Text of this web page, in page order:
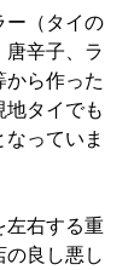
ー（タイの
辛子、ラ
ら作った
タイでも
っていま
左右する重
良し悪し